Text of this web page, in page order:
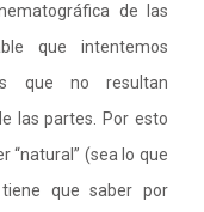
de las
que intentemos
que no resultan
las partes. Por esto
“natural” (sea lo que
que saber por